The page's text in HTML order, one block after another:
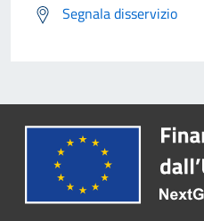
Segnala disservizio